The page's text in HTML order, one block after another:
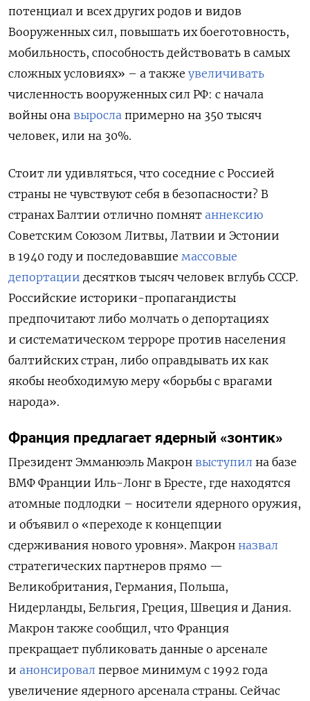
потенциал и всех других родов и видов
Вооруженных сил, повышать их боеготовность,
мобильность, способность действовать в самых
сложных условиях» – а также увеличивать
численность вооруженных сил РФ: с начала
войны она выросла примерно на 350 тысяч
человек, или на 30%.
Стоит ли удивляться, что соседние с Россией
страны не чувствуют себя в безопасности? В
странах Балтии отлично помнят аннексию
Советским Союзом Литвы, Латвии и Эстонии
в 1940 году и последовавшие массовые
депортации десятков тысяч человек вглубь СССР.
Российские историки-пропагандисты
предпочитают либо молчать о депортациях
и систематическом терроре против населения
балтийских стран, либо оправдывать их как
якобы необходимую меру «борьбы с врагами
народа».
Франция предлагает ядерный «зонтик»
Президент Эмманюэль Макрон выступил на базе
ВМФ Франции Иль-Лонг в Бресте, где находятся
атомные подлодки – носители ядерного оружия,
и объявил о «переходе к концепции
сдерживания нового уровня». Макрон назвал
стратегических партнеров прямо —
Великобритания, Германия, Польша,
Нидерланды, Бельгия, Греция, Швеция и Дания.
Макрон также сообщил, что Франция
прекращает публиковать данные о арсенале
и анонсировал первое минимум с 1992 года
увеличение ядерного арсенала страны. Сейчас